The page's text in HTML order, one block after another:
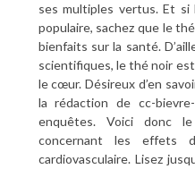
ses multiples vertus. Et
populaire, sachez que le
bienfaits sur la santé.
scientifiques, le thé noir
le cœur. Désireux d’en
la rédaction de cc-
enquêtes. Voici donc
concernant les
cardiovasculaire. Lisez